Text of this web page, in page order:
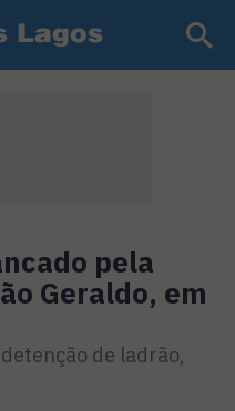
pela
Geraldo, em
de ladrão,